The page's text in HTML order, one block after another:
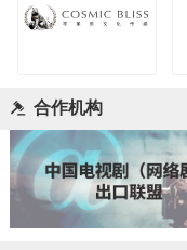
合作机构